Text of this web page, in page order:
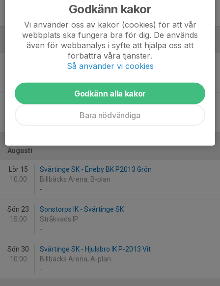
Svärtinge SK - Haga FF P2013
1-1
Tis 23
Hjulsbro IK P-2013 Vit - Svärtinge SK
ICA Signalen Arena
Augusti
Lör 15
10:00
Svärtinge SK - Eneby BK P2013 Grön
Billbäcks Arena, B-plan
-
Sön 23
15:00
Sonstorps IK - Svärtinge SK
Stråkvads IP
-
Sön 30
10:00
Svärtinge SK - Hjulsbro IK P-2013 Vit
Billbäcks Arena, A-plan
-
Godkänn kakor
Vi använder oss av kakor (cookies) för att vår
webbplats ska fungera bra för dig. De används
även för webbanalys i syfte att hjälpa oss att
förbättra våra tjänster.
Så använder vi cookies
Godkänn alla kakor
Bara nödvändiga